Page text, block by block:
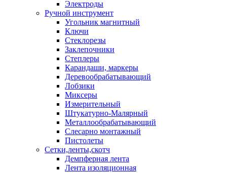
Электроды
Ручной инструмент
Угольник магнитный
Ключи
Стеклорезы
Заклепочники
Степлеры
Карандаши, маркеры
Деревообрабатывающий
Лобзики
Миксеры
Измерительный
Штукатурно-Малярный
Металлообрабатывающий
Слесарно монтажный
Пистолеты
Сетки,ленты,скотч
Демпферная лента
Лента изоляционная